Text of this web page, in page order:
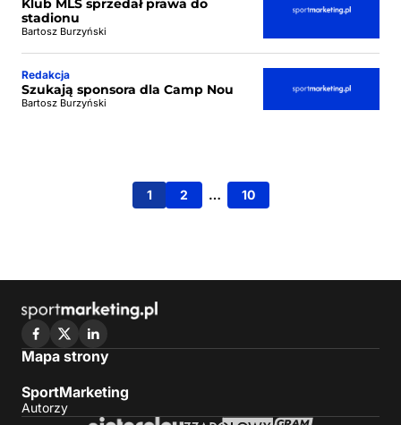
Klub MLS sprzedał prawa do
stadionu
Bartosz Burzyński
Redakcja
Szukają sponsora dla Camp Nou
Bartosz Burzyński
1 2 … 10
Mapa strony
SportMarketing
Autorzy